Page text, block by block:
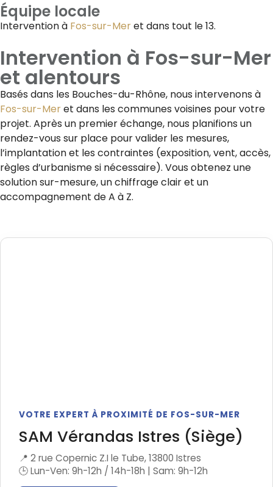
Équipe locale
Intervention à Fos-sur-Meret dans tout le 13.
Intervention à Fos-sur-Mer
et alentours
Basés dans les Bouches-du-Rhône, nous intervenons à
Fos-sur-Meret dans les communes voisines pour votre
projet. Après un premier échange, nous planifions un
rendez-vous sur place pour valider les mesures,
l’implantation et les contraintes (exposition, vent, accès,
règles d’urbanisme si nécessaire). Vous obtenez une
solution sur-mesure, un chiffrage clair et un
accompagnement de A à Z.
VOTRE EXPERT À PROXIMITÉ DE FOS-SUR-MER
SAM Vérandas Istres (Siège)
📍 2 rue Copernic Z.I le Tube, 13800 Istres
🕒 Lun-Ven: 9h-12h / 14h-18h | Sam: 9h-12h